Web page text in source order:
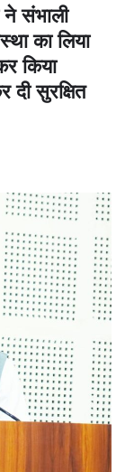
संभाली
का लिया
किया
दी सुरक्षित